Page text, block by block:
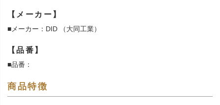
【メーカー】
■メーカー：DID （大同工業）
【品番】
■品番：
商品特徴